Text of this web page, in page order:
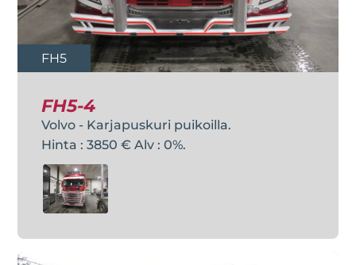
FH5
FH5-4
Volvo - Karjapuskuri puikoilla.
Hinta : 3850 € Alv : 0%.